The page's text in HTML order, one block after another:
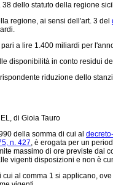
dello statuto della regione
regione, ai sensi dell'art. 3 del
a lire 1.400 miliardi per
disponibilità in conto residui
riduzione dello
di Gioia Tauro
della somma di cui al
n. 427, è erogata per un
massimo di ore previste
vigenti disposizioni e non è
al comma 1 si applicano,